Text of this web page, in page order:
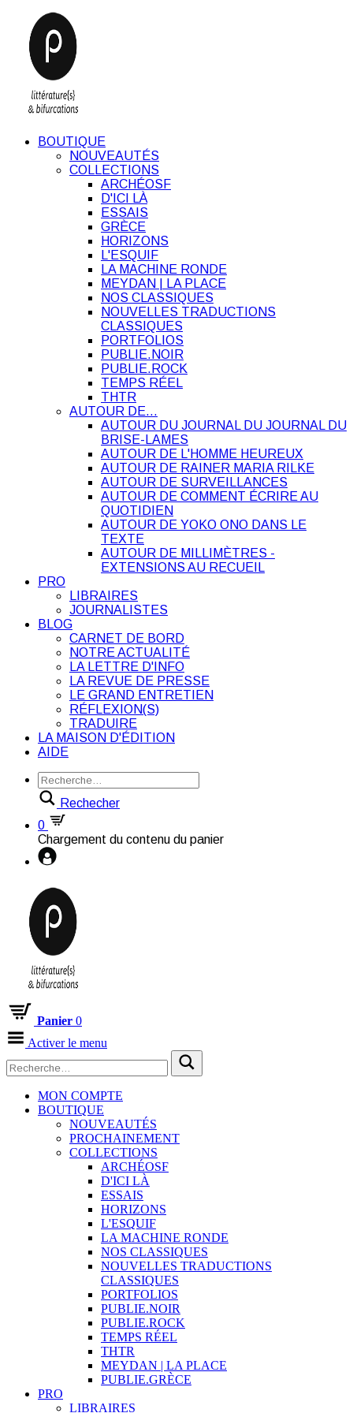
BOUTIQUE
NOUVEAUTÉS
COLLECTIONS
ARCHÉOSF
D'ICI LÀ
ESSAIS
GRÈCE
HORIZONS
L'ESQUIF
LA MACHINE RONDE
MEYDAN | LA PLACE
NOS CLASSIQUES
NOUVELLES TRADUCTIONS
CLASSIQUES
PORTFOLIOS
PUBLIE.NOIR
PUBLIE.ROCK
TEMPS RÉEL
THTR
AUTOUR DE…
AUTOUR DU JOURNAL DU JOURNAL DU
BRISE-LAMES
AUTOUR DE L'HOMME HEUREUX
AUTOUR DE RAINER MARIA RILKE
AUTOUR DE SURVEILLANCES
AUTOUR DE COMMENT ÉCRIRE AU
QUOTIDIEN
AUTOUR DE YOKO ONO DANS LE
TEXTE
AUTOUR DE MILLIMÈTRES -
EXTENSIONS AU RECUEIL
PRO
LIBRAIRES
JOURNALISTES
BLOG
CARNET DE BORD
NOTRE ACTUALITÉ
LA LETTRE D'INFO
LA REVUE DE PRESSE
LE GRAND ENTRETIEN
RÉFLEXION(S)
TRADUIRE
LA MAISON D'ÉDITION
AIDE
Rechecher
0
Chargement du contenu du panier
Panier 0
Activer le menu
MON COMPTE
BOUTIQUE
NOUVEAUTÉS
PROCHAINEMENT
COLLECTIONS
ARCHÉOSF
D'ICI LÀ
ESSAIS
HORIZONS
L'ESQUIF
LA MACHINE RONDE
NOS CLASSIQUES
NOUVELLES TRADUCTIONS
CLASSIQUES
PORTFOLIOS
PUBLIE.NOIR
PUBLIE.ROCK
TEMPS RÉEL
THTR
MEYDAN | LA PLACE
PUBLIE.GRÈCE
PRO
LIBRAIRES